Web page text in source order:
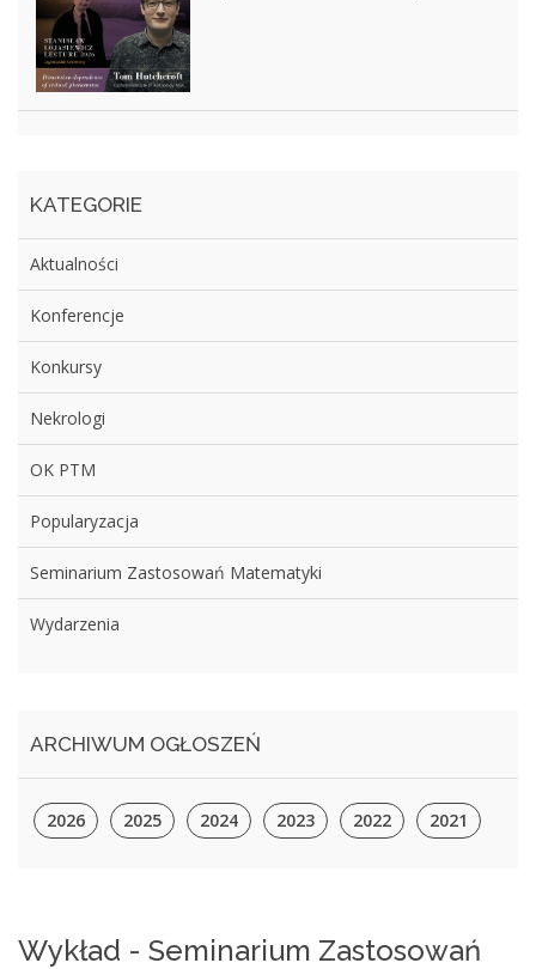
KATEGORIE
Aktualności
Konferencje
Konkursy
Nekrologi
OK PTM
Popularyzacja
Seminarium Zastosowań Matematyki
Wydarzenia
ARCHIWUM OGŁOSZEŃ
2026 2025 2024 2023 2022 2021
Wykład - Seminarium Zastosowań